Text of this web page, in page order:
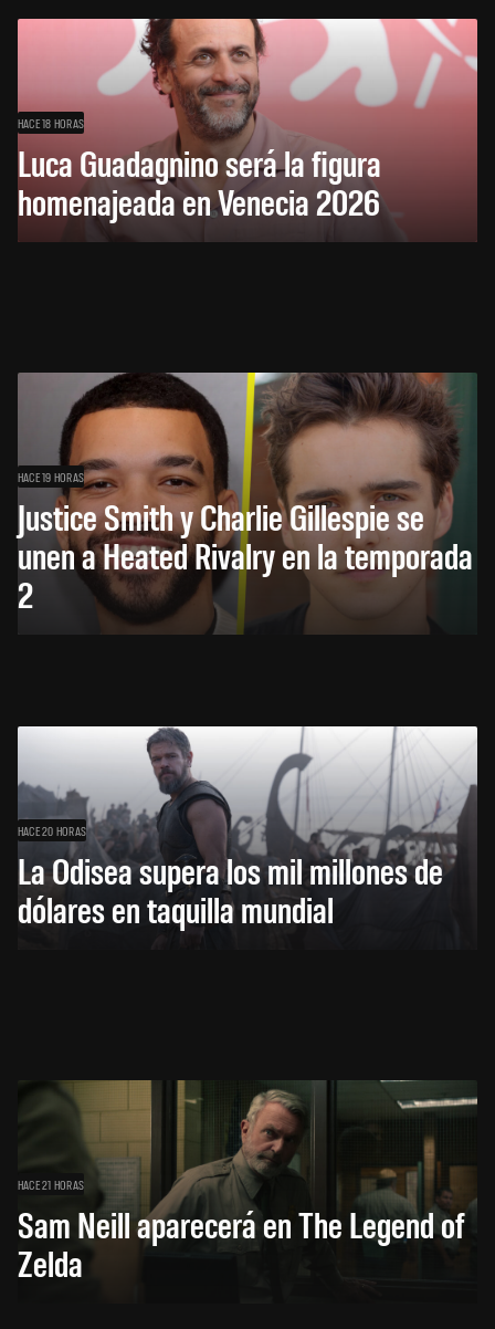
HACE 18 HORAS
Luca Guadagnino será la figura
homenajeada en Venecia 2026
HACE 19 HORAS
Justice Smith y Charlie Gillespie se
unen a Heated Rivalry en la temporada
2
HACE 20 HORAS
La Odisea supera los mil millones de
dólares en taquilla mundial
HACE 21 HORAS
Sam Neill aparecerá en The Legend of
Zelda